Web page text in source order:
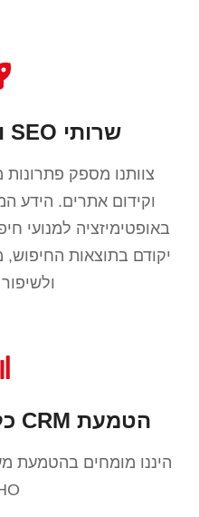
שרותי SEO וקידום אתרים
וקידום אתרים. הידע
באופטימיזציה למנועי
יקודם בתוצאות
הטמעת CRM כלי Analytics ו BI